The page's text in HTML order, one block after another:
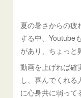
夏の暑さからの疲
する中、Youtube
があり、ちょっと
動画を上げれば確
し、喜んでくれ
に心身共に弱って